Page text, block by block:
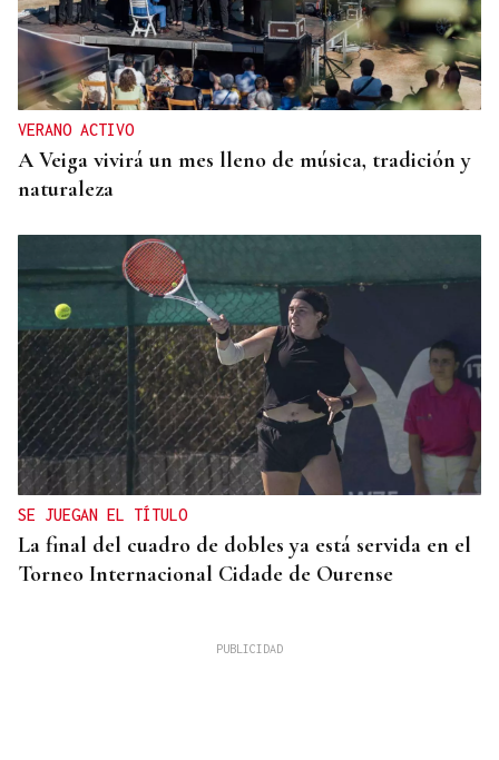
VERANO ACTIVO
A Veiga vivirá un mes lleno de música, tradición y
naturaleza
SE JUEGAN EL TÍTULO
La final del cuadro de dobles ya está servida en el
Torneo Internacional Cidade de Ourense